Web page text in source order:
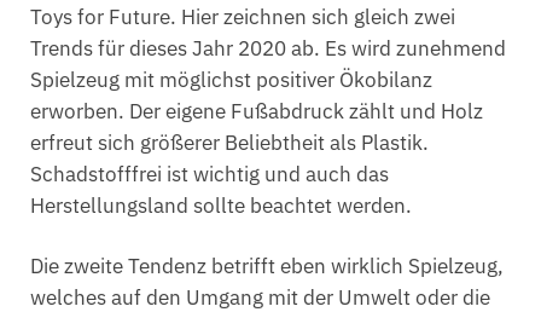
Toys for Future. Hier zeichnen sich gleich zwei
Trends für dieses Jahr 2020 ab. Es wird zunehmend
Spielzeug mit möglichst positiver Ökobilanz
erworben. Der eigene Fußabdruck zählt und Holz
erfreut sich größerer Beliebtheit als Plastik.
Schadstofffrei ist wichtig und auch das
Herstellungsland sollte beachtet werden.
Die zweite Tendenz betrifft eben wirklich Spielzeug,
welches auf den Umgang mit der Umwelt oder die